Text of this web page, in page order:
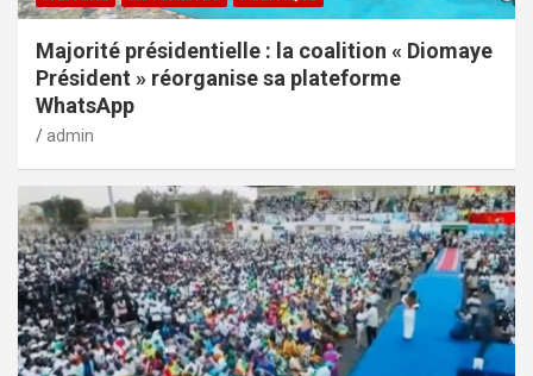
Majorité présidentielle : la coalition « Diomaye
Président » réorganise sa plateforme
WhatsApp
admin